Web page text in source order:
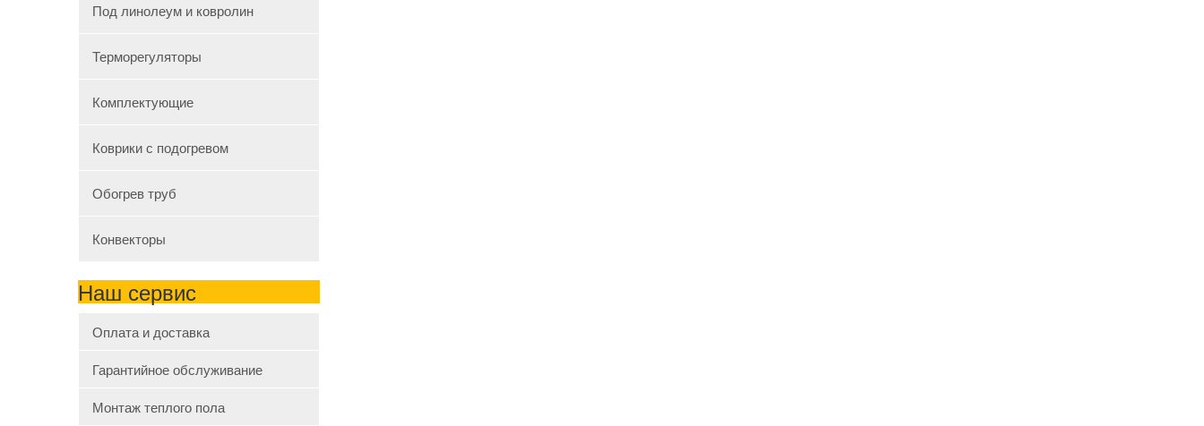
Под линолеум и ковролин
Терморегуляторы
Комплектующие
Коврики с подогревом
Обогрев труб
Конвекторы
Наш сервис
Оплата и доставка
Гарантийное обслуживание
Монтаж теплого пола